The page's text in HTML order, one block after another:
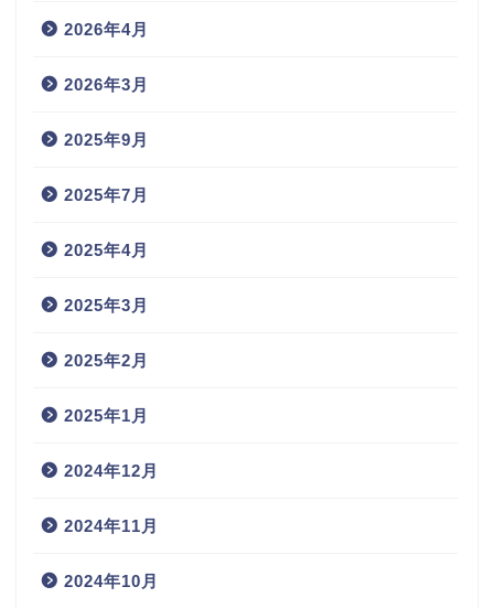
2026年4月
2026年3月
2025年9月
2025年7月
2025年4月
2025年3月
2025年2月
2025年1月
2024年12月
2024年11月
2024年10月